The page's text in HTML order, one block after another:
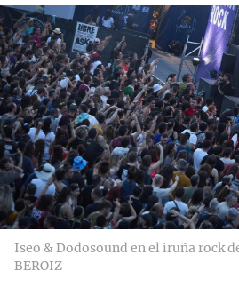
Iseo & Dodosound en el iruña rock
BEROIZ